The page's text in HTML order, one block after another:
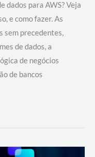
dados para AWS? Veja
e como fazer. As
sem precedentes,
de dados, a
de negócios
de bancos